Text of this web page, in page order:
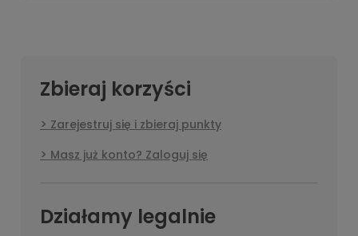
Zbieraj korzyści
Zarejestruj się i zbieraj punkty
Masz już konto? Zaloguj się
Działamy legalnie